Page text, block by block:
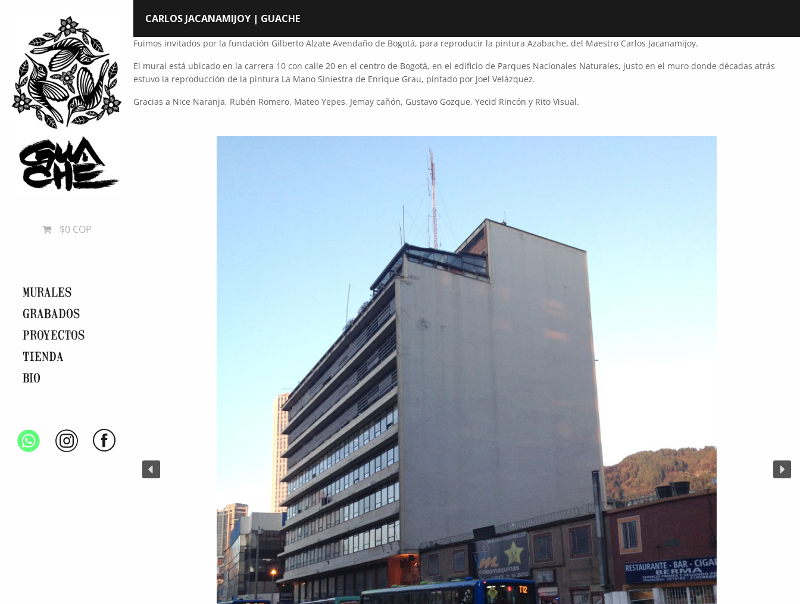
$0 COP
MURALES
GRABADOS
PROYECTOS
TIENDA
BIO
CARLOS JACANAMIJOY | GUACHE
Fuimos invitados por la fundación Gilberto Alzate Avendaño de Bogotá, para reproducir la pintura Azabache, del Maestro Carlos Jacanamijoy.
El mural está ubicado en la carrera 10 con calle 20 en el centro de Bogotá, en el edificio de Parques Nacionales Naturales, justo en el muro donde décadas atrás
estuvo la reproducción de la pintura La Mano Siniestra de Enrique Grau, pintado por Joel Velázquez.
Gracias a Nice Naranja, Rubén Romero, Mateo Yepes, Jemay cañón, Gustavo Gozque, Yecid Rincón y Rito Visual.